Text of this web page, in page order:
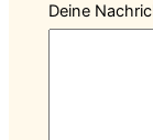
Deine